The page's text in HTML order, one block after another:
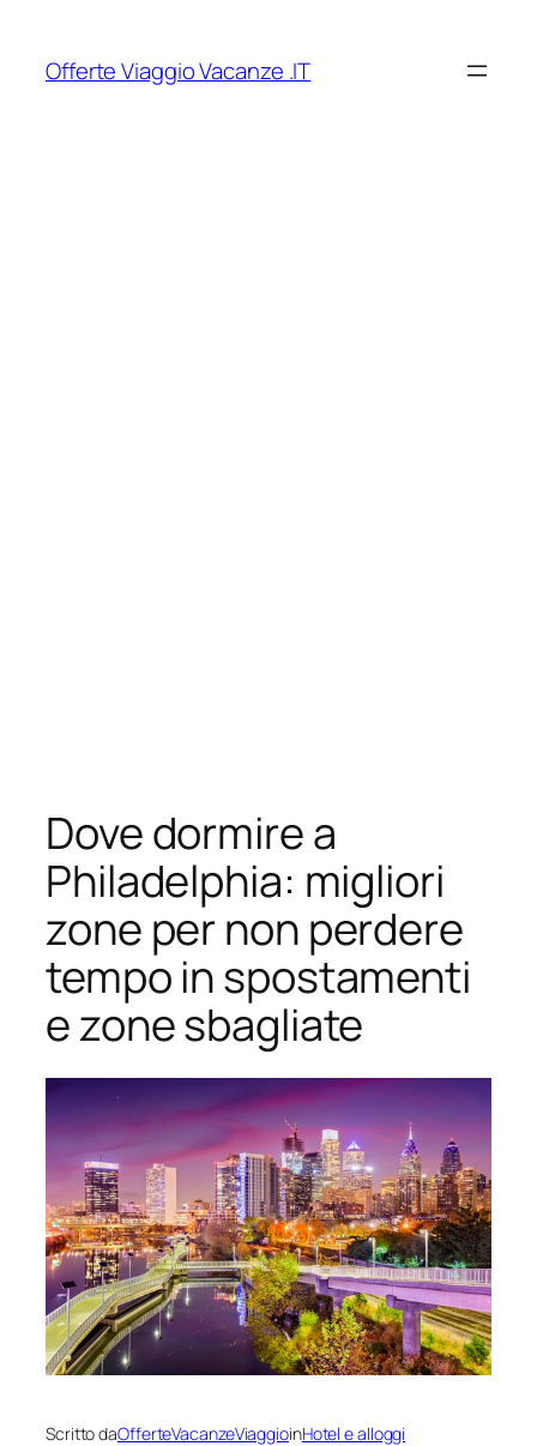
contenuto
Offerte Viaggio Vacanze .IT
Dove dormire a
Philadelphia: migliori
zone per non perdere
tempo in spostamenti
e zone sbagliate
Scritto daOfferteVacanzeViaggioinHotel e alloggi